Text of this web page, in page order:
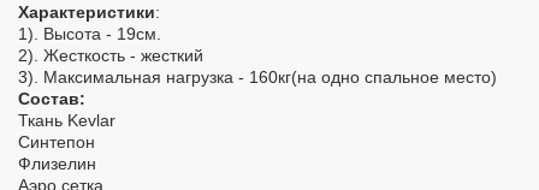
Характеристики:
1). Высота - 19см.
2). Жесткость - жесткий
3). Максимальная нагрузка - 160кг(на одно спальное место)
Состав:
Ткань Kevlar
Синтепон
Флизелин
Аэро сетка